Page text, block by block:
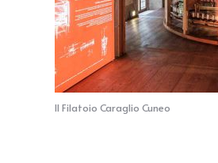
Il Filatoio Caraglio Cuneo